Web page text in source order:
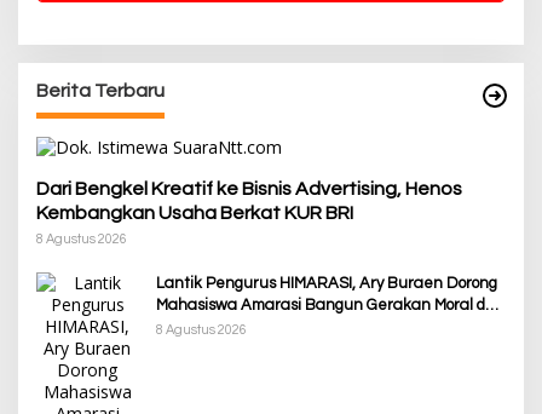
Berita Terbaru
Dari Bengkel Kreatif ke Bisnis Advertising, Henos
Kembangkan Usaha Berkat KUR BRI
8 Agustus 2026
Lantik Pengurus HIMARASI, Ary Buraen Dorong
Mahasiswa Amarasi Bangun Gerakan Moral dan
Berdampak bagi Rakyat
8 Agustus 2026